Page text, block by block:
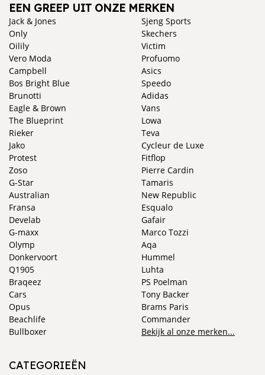
EEN GREEP UIT ONZE MERKEN
Jack & Jones
Only
Oilily
Vero Moda
Campbell
Bos Bright Blue
Brunotti
Eagle & Brown
The Blueprint
Rieker
Jako
Protest
Zoso
Sjeng Sports
Skechers
Victim
Profuomo
Asics
Speedo
Adidas
Vans
Lowa
Teva
Cycleur de Luxe
Fitflop
Pierre Cardin
G-Star
Australian
Fransa
Develab
G-maxx
Olymp
Donkervoort
Q1905
Braqeez
Cars
Opus
Beachlife
Bullboxer
Tamaris
New Republic
Esqualo
Gafair
Marco Tozzi
Aqa
Hummel
Luhta
PS Poelman
Tony Backer
Brams Paris
Commander
Bekijk al onze merken...
CATEGORIEËN